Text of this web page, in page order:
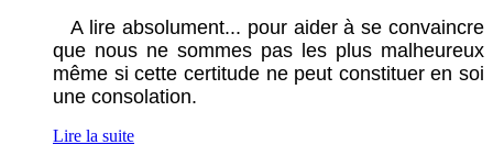
A lire absolument... pour aider à se convaincre
que nous ne sommes pas les plus malheureux
même si cette certitude ne peut constituer en soi
une consolation.
Lire la suite